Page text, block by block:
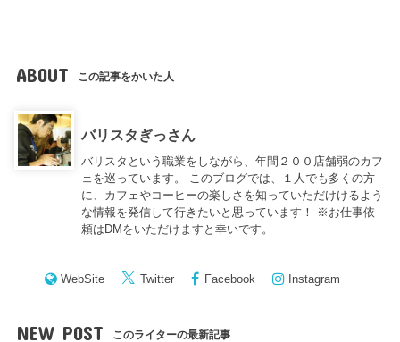
ABOUT この記事をかいた人
バリスタぎっさん
バリスタという職業をしながら、年間２００店舗弱のカフ
ェを巡っています。 このブログでは、１人でも多くの方
に、カフェやコーヒーの楽しさを知っていただけけるよう
な情報を発信して行きたいと思っています！ ※お仕事依
頼はDMをいただけますと幸いです。
WebSite Twitter Facebook Instagram
NEW POST このライターの最新記事